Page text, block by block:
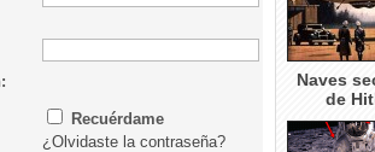
Recuérdame
¿Olvidaste la contraseña?
Naves
de